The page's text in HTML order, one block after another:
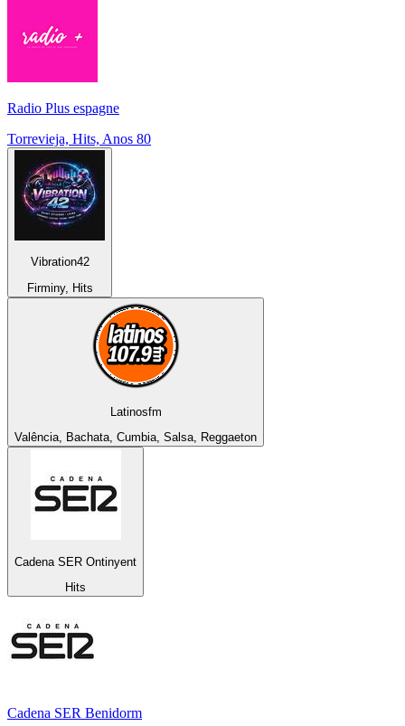
Radio Plus espagne
Torrevieja, Hits, Anos 80
Vibration42
Firminy, Hits
Latinosfm
Valência, Bachata, Cumbia, Salsa, Reggaeton
Cadena SER Ontinyent
Hits
Cadena SER Benidorm